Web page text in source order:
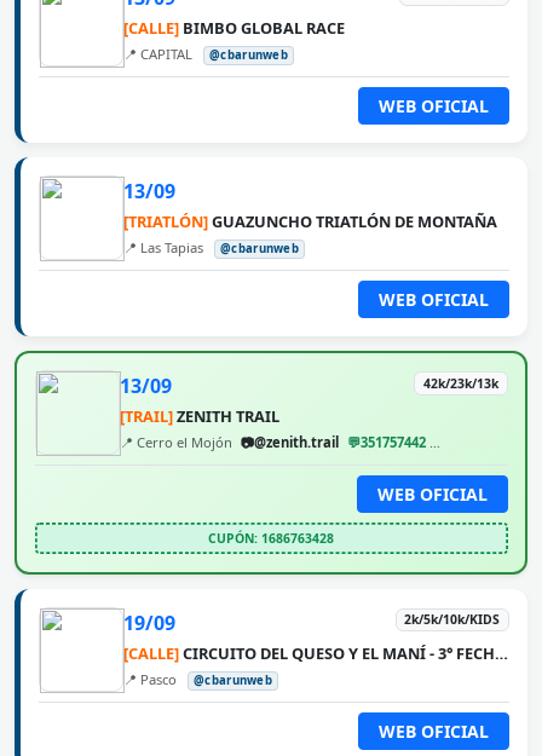
[CALLE] BIMBO GLOBAL RACE
📍 CAPITAL @cbarunweb
WEB OFICIAL
13/09
[TRIATLÓN]GUAZUNCHO TRIATLÓN DE MONTAÑA
📍 Las Tapias @cbarunweb
WEB OFICIAL
13/09 42k/23k/13k
[TRAIL]ZENITH TRAIL
📍 Cerro el Mojón 📷@zenith.trail 💬351757442
WEB OFICIAL
CUPÓN: 1686763428
19/09 2k/5k/10k/KIDS
[CALLE]CIRCUITO DEL QUESO Y EL MANÍ - 3° FECHA PASCO
📍 Pasco @cbarunweb
WEB OFICIAL